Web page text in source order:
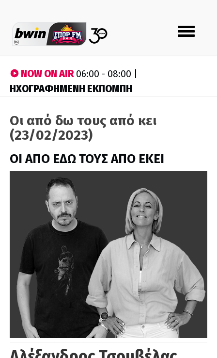
Toggle
navigation
NOW ON AIR06:00 - 08:00 |
ΗΧΟΓΡΑΦΗΜΕΝΗ ΕΚΠΟΜΠΗ
Οι από δω τους από κει
(23/02/2023)
ΟΙ ΑΠΟ ΕΔΩ ΤΟΥΣ ΑΠΟ ΕΚΕΙ